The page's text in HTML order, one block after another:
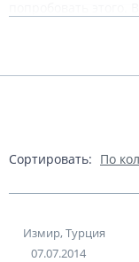
градообразующим
Сортировать: По
Измир, Турция
07.07.2014